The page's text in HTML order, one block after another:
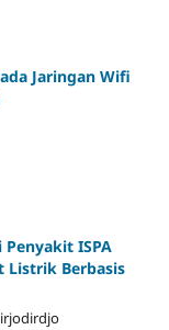
Jaringan Wifi
ISPA
Listrik Berbasis